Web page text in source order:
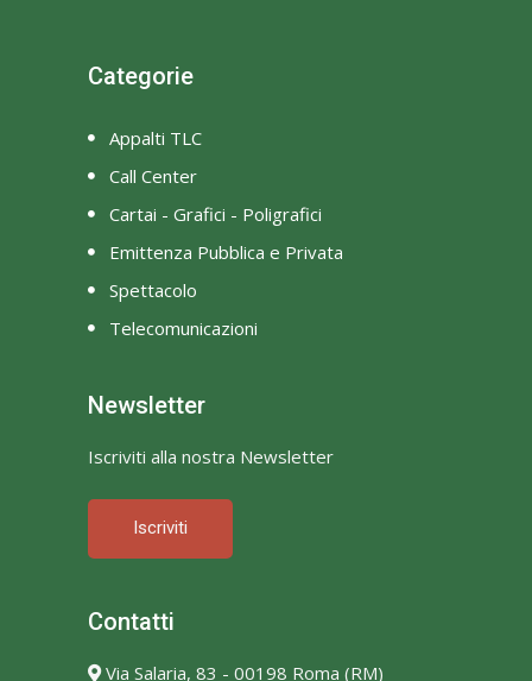
Categorie
Appalti TLC
Call Center
Cartai - Grafici - Poligrafici
Emittenza Pubblica e Privata
Spettacolo
Telecomunicazioni
Newsletter
Iscriviti alla nostra Newsletter
Iscriviti
Contatti
Via Salaria, 83 - 00198 Roma (RM)